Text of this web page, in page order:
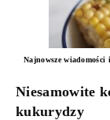
Najnowsze wiadomości
Niesamowite
kukurydzy